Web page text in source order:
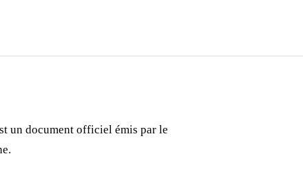
un document officiel émis par le